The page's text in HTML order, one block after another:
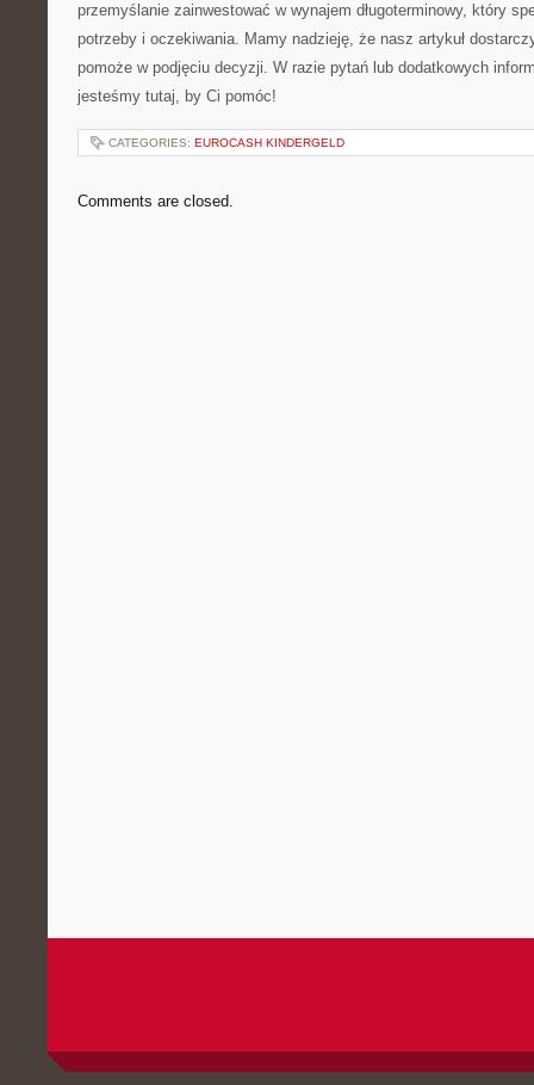
przemyślanie zainwestować w wynajem długoterminowy, który
⁣potrzeby i oczekiwania. Mamy⁣ nadzieję, że ⁤nasz artykuł
pomoże w podjęciu decyzji. ⁢W​ razie⁣ pytań lub dodatkowych
jesteśmy tutaj, by​ Ci pomóc!
CATEGORIES: EUROCASH KINDERGELD
Comments are closed.